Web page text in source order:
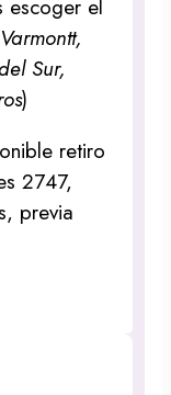
escoger el
Varmontt,
Sur,
)
retiro
2747,
previa